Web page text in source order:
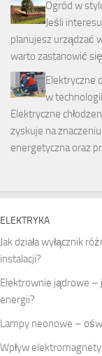
Ogród w
Jeśli
planujesz urządzać
warto zastanowić
Elektryczne
w
Elektryczne
zyskuje na
energetyczna oraz
ELEKTRYKA
Jak działa wyłącznik
instalacji?
Elektrownie jądrowe –
energii?
Lampy neonowe –
Wpływ